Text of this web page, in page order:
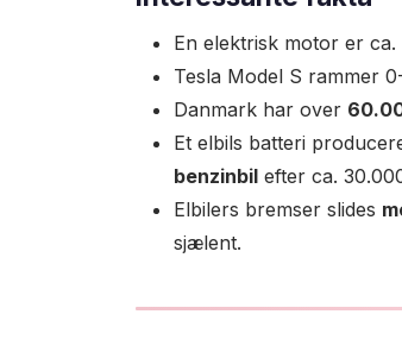
En elektrisk motor er ca.
Tesla Model S rammer
Danmark har over
Et elbils batteri
benzinbil efter ca.
Elbilers bremser slides
sjælent.